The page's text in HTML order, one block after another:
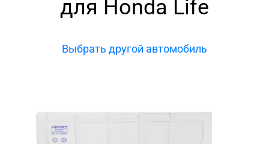
для Honda Life
Выбрать другой автомобиль